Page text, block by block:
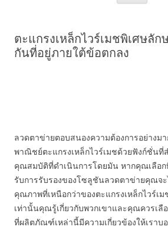
ตะแกรงเหล็กไวร์เมชพิเศษลั
กันที่อยู่ภายใต้ข้อตกลง
ลวดตาข่ายตอบสนองความต้องการอย่างม
พาณิชย์ตะแกรงเหล็กไวร์เมชด้วยฟังก์ชั่นที่
คุณสมบัติที่ดำเนินการโดยมัน หากคุณเลือก
รับการรับรองของโซลูชันลวดตาข่ายคุณจ
คุณภาพที่เหนือกว่าของตะแกรงเหล็กไวร์เ
เท่านั้นคุณรู้เกี่ยวกับพวกเขาและคุณควรเลื
ที่ผลิตภัณฑ์เหล่านี้มีความเกี่ยวข้องให้เราบ